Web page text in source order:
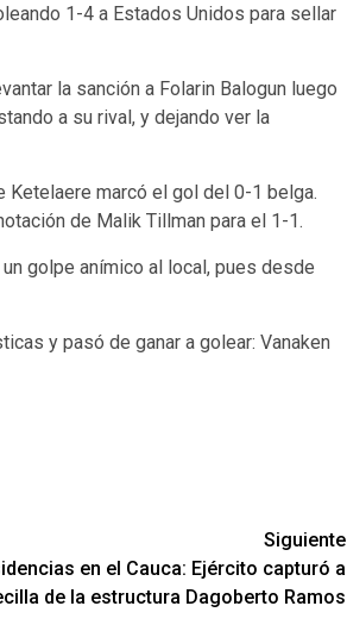
1-4 a Estados Unidos para sellar
la sanción a Folarin Balogun luego
a su rival, y dejando ver la
Ketelaere marcó el gol del 0-1 belga.
de Malik Tillman para el 1-1.
golpe anímico al local, pues desde
y pasó de ganar a golear: Vanaken
Siguiente
en el Cauca: Ejército capturó a
de la estructura Dagoberto Ramos